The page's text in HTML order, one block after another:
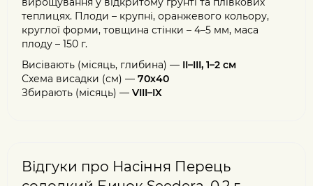
теплицях. Плоди – крупні, оранжевого кольору,
круглої форми, товщина стінки – 4–5 мм, маса
плоду – 150 г.
Висівають (місяць, глибина) — II–III, 1–2 см
Схема висадки (см) — 70х40
Збирають (місяць) — VIII–IX
Відгуки про Насіння Перець